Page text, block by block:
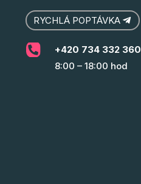
RYCHLÁ POPTÁVKA

+420 734 332 360
8:00 – 18:00 hod